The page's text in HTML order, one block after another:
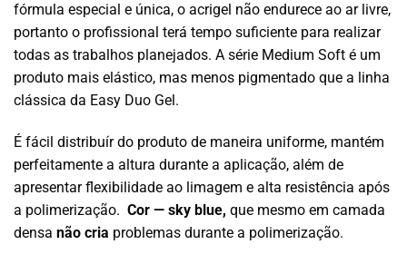
fórmula especial e única, o acrigel não endurece ao ar livre,
portanto o profissional terá tempo suficiente para realizar
todas as trabalhos planejados. A série Medium Soft é um
produto mais elástico, mas menos pigmentado que a linha
clássica da Easy Duo Gel.
É fácil distribuír do produto de maneira uniforme, mantém
perfeitamente a altura durante a aplicação, além de
apresentar flexibilidade ao limagem e alta resistência após
a polimerização. Cor — sky blue, que mesmo em camada
densa não cria problemas durante a polimerização.